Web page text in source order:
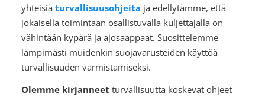
yhteisiä turvallisuusohjeita ja edellytämme, että
jokaisella toimintaan osallistuvalla kuljettajalla on
vähintään kypärä ja ajosaappaat. Suosittelemme
lämpimästi muidenkin suojavarusteiden käyttöä
turvallisuuden varmistamiseksi.
Olemme kirjanneet turvallisuutta koskevat ohjeet